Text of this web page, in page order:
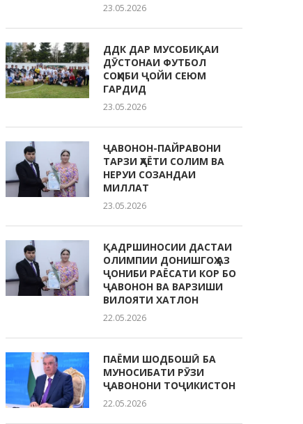
23.05.2026
ДДК ДАР МУСОБИҚАИ
ДӮСТОНАИ ФУТБОЛ
СОҲИБИ ҶОЙИ СЕЮМ
ГАРДИД
23.05.2026
ҶАВОНОН-ПАЙРАВОНИ
ТАРЗИ ҲАЁТИ СОЛИМ ВА
НЕРУИ СОЗАНДАИ
МИЛЛАТ
23.05.2026
ҚАДРШИНОСИИ ДАСТАИ
ОЛИМПИИ ДОНИШГОҲ АЗ
ҶОНИБИ РАЁСАТИ КОР БО
ҶАВОНОН ВА ВАРЗИШИ
ВИЛОЯТИ ХАТЛОН
22.05.2026
ПАЁМИ ШОДБОШӢ БА
МУНОСИБАТИ РӮЗИ
ҶАВОНОНИ ТОҶИКИСТОН
22.05.2026